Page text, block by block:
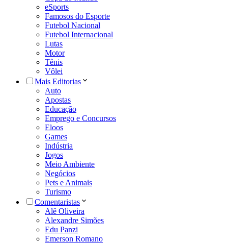
eSports
Famosos do Esporte
Futebol Nacional
Futebol Internacional
Lutas
Motor
Tênis
Vôlei
Mais Editorias
Auto
Apostas
Educação
Emprego e Concursos
Eloos
Games
Indústria
Jogos
Meio Ambiente
Negócios
Pets e Animais
Turismo
Comentaristas
Alê Oliveira
Alexandre Simões
Edu Panzi
Emerson Romano